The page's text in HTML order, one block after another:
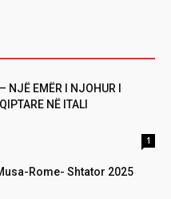
NJË EMËR I NJOHUR I
NË ITALI
1
Rome- Shtator 2025